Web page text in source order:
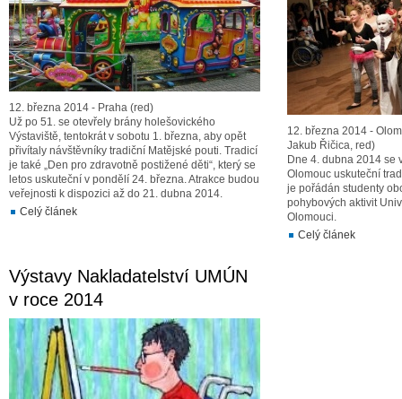
12. března 2014 - Praha (red)
Už po 51. se otevřely brány holešovického
Výstaviště, tentokrát v sobotu 1. března, aby opět
přivítaly návštěvníky tradiční Matějské pouti. Tradicí
je také „Den pro zdravotně postižené děti“, který se
letos uskuteční v pondělí 24. března. Atrakce budou
veřejnosti k dispozici až do 21. dubna 2014.
Celý článek
12. března 2014 -
Jakub Řičica, red)
Dne 4. dubna 2014 se
Olomouc uskuteční
je pořádán studenty
pohybových aktivit
Olomouci.
Celý článek
Výstavy Nakladatelství UMÚN
v roce 2014